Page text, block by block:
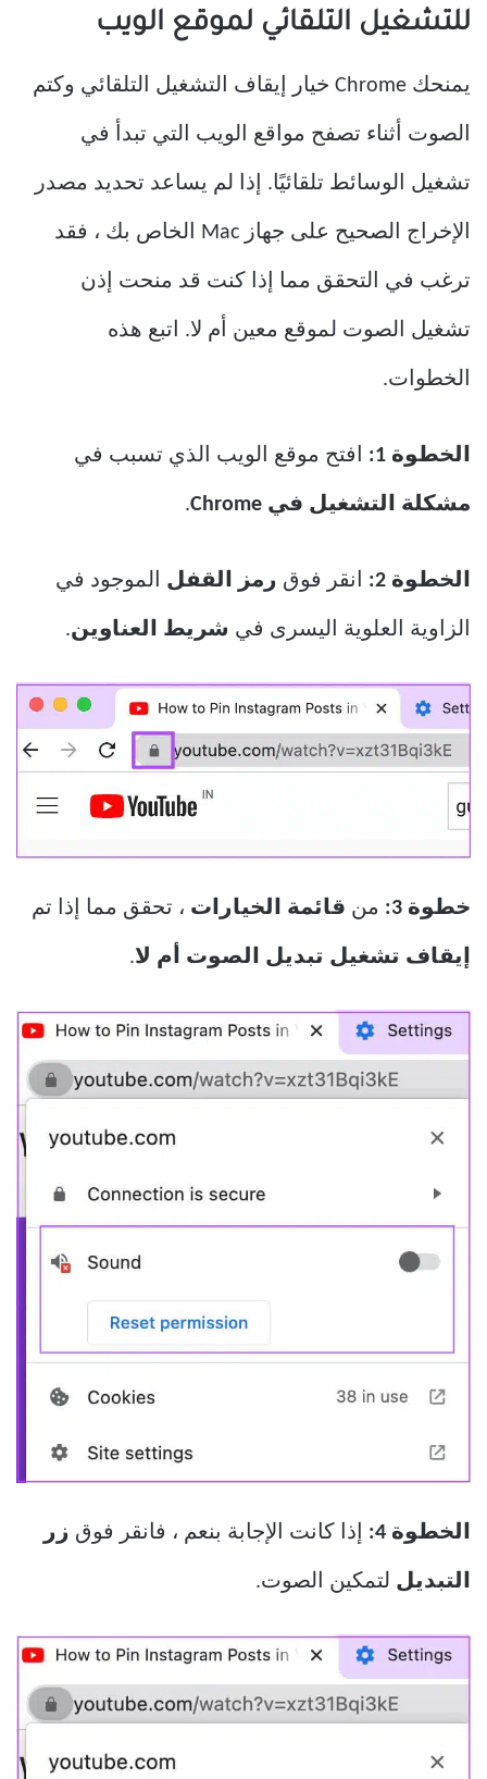
للتشغيل التلقائي لموقع الويب
يمنحك Chrome خيار إيقاف التشغيل التلقائي وكتم
الصوت أثناء تصفح مواقع الويب التي تبدأ في
تشغيل الوسائط تلقائيًا. إذا لم يساعد تحديد مصدر
الإخراج الصحيح على جهاز Mac الخاص بك ، فقد
ترغب في التحقق مما إذا كنت قد منحت إذن
تشغيل الصوت لموقع معين أم لا. اتبع هذه
الخطوات.
الخطوة 1: افتح موقع الويب الذي تسبب في
مشكلة التشغيل في Chrome .
الخطوة 2: انقر فوق رمز القفل الموجود في
الزاوية العلوية اليسرى في شريط العناوين.
خطوة 3: من قائمة الخيارات ، تحقق مما إذا تم
إيقاف تشغيل تبديل الصوت أم لا.
الخطوة 4: إذا كانت الإجابة بنعم ، فانقر فوق زر
التبديل لتمكين الصوت.